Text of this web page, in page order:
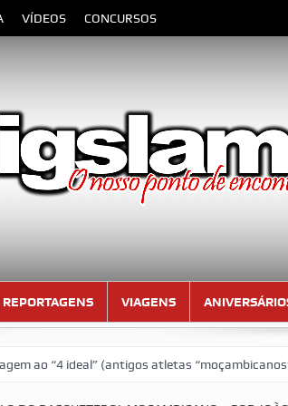
VÍDEOS CONCURSOS
REPORTAGENS VIAGENS
atletas “moçambicanos” do GCF da